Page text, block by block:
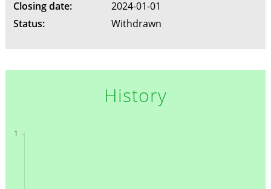
Closing date:
2024-01-01
Status:
Withdrawn
History